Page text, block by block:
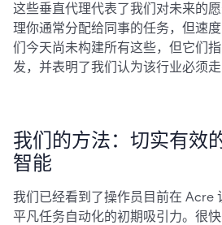
这些垂直代理代表了我们对未来的
理你通常分配给同事的任务，但速
们今天尚未构建所有这些，但它们
发，并表明了我们认为该行业必须走
我们的方法：切实有效
智能
我们已经看到了操作员目前在 Acre
平凡任务自动化的初期吸引力。很